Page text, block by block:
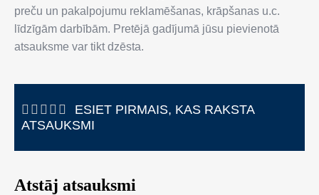
preču un pakalpojumu reklamēšanas, krāpšanas u.c.
līdzīgām darbībām. Pretējā gadījumā jūsu pievienotā
atsauksme var tikt dzēsta.
ESIET PIRMAIS, KAS RAKSTA
ATSAUKSMI
Atstāj atsauksmi